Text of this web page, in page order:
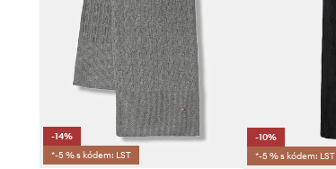
-14%
*-5 % s kódem: LST
-10%
*-5 % s kódem: LST